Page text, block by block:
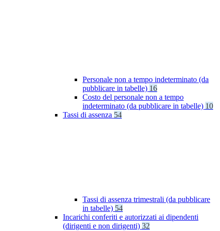
Personale non a tempo indeterminato (da
pubblicare in tabelle) 16
Costo del personale non a tempo
indeterminato (da pubblicare in tabelle) 10
Tassi di assenza 54
Tassi di assenza trimestrali (da pubblicare
in tabelle) 54
Incarichi conferiti e autorizzati ai dipendenti
(dirigenti e non dirigenti) 32